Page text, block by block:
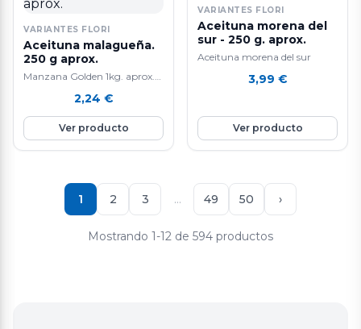
VARIANTES FLORI
Aceituna malagueña.
250 g aprox.
Manzana Golden 1kg. aprox.
fruta nutritiva e hidratante ya
que está compuesta por agua
en un 85%, aporta vitamina E
y C, rica en fibra y en potasio.
intestinal. Ayuda a controlar
el colesterol.
2,24 €
Ver producto
VARIANTES FLORI
Aceituna morena del
sur - 250 g. aprox.
Aceituna morena del sur
3,99 €
Ver producto
1 2 3 … 49 50 ›
Mostrando 1-12 de 594 productos